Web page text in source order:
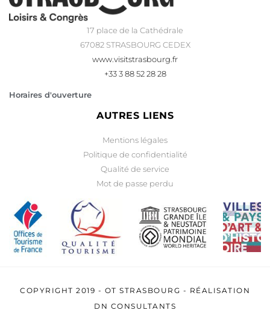
17 place de la Cathédrale
67082 STRASBOURG CEDEX
www.visitstrasbourg.fr
+33 3 88 52 28 28
Horaires d'ouverture
AUTRES LIENS
Mentions légales
Politique de confidentialité
Qualité de service
Mot de passe perdu
COPYRIGHT 2019 - OT STRASBOURG - RÉALISATION
DN CONSULTANTS